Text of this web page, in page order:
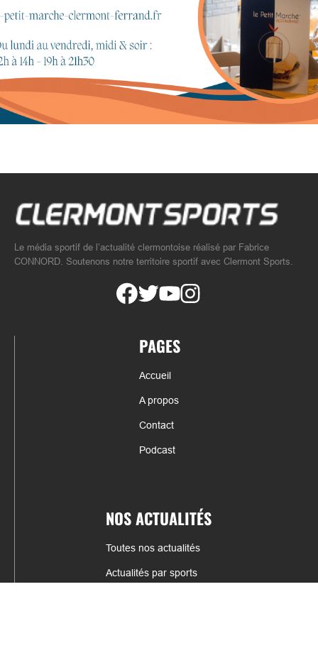
Le média sportif de l’actualité clermontoise réalisé par Fabrice
CONNORD. Soutenons notre territoire sportif avec Clermont Sports.
PAGES
Accueil
A propos
Contact
Podcast
NOS ACTUALITÉS
Toutes nos actualités
Actualités par sports